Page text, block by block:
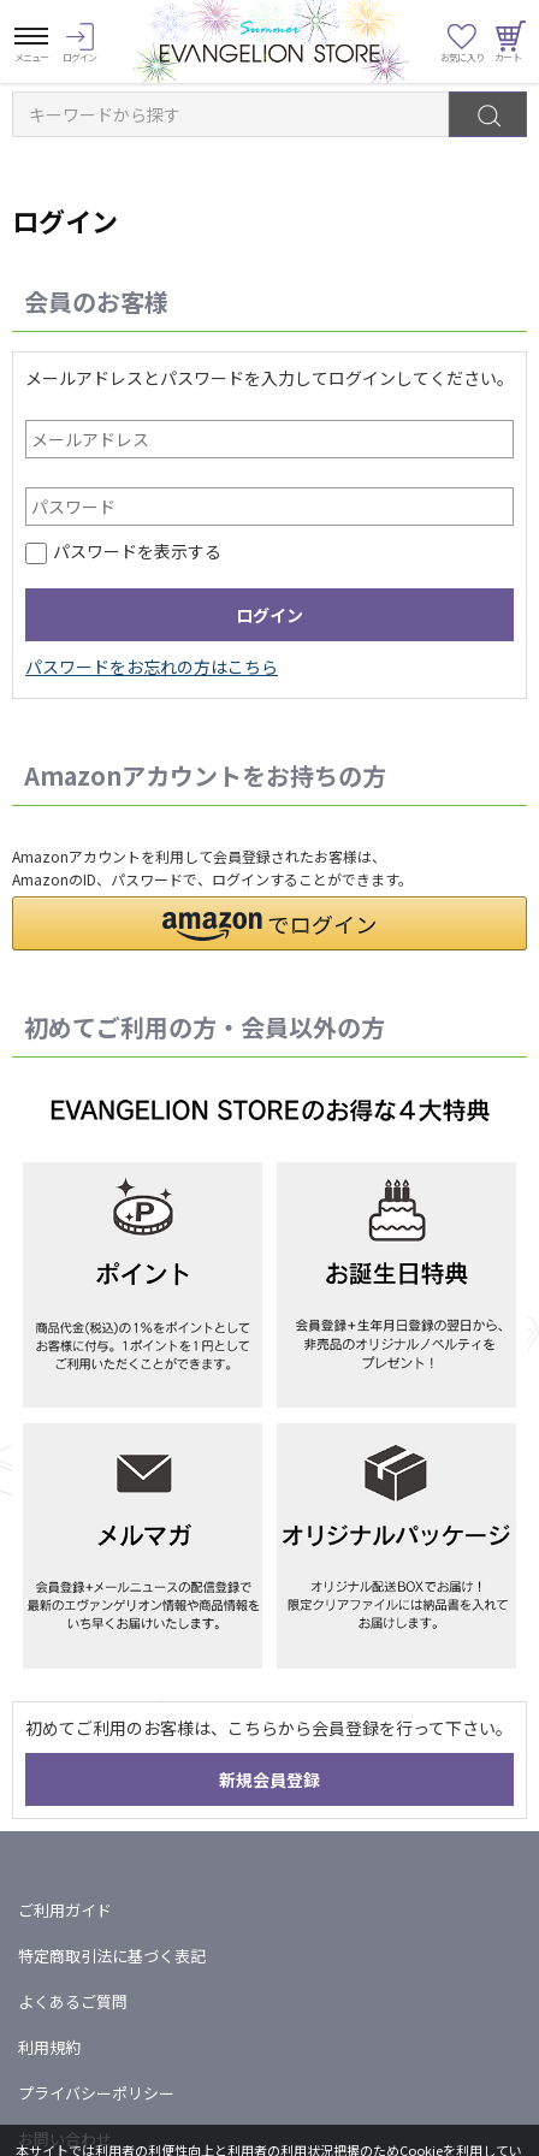
キーワードから探す
ログイン
会員のお客様
メールアドレスとパスワードを入力してログインしてください。
パスワードを表示する
Amazonアカウントをお持ちの方
Amazonアカウントを利用して会員登録されたお客様は、
AmazonのID、パスワードで、ログインすることができます。
初めてご利用の方・会員以外の方
ご利用ガイド
特定商取引法に基づく表記
よくあるご質問
利用規約
プライバシーポリシー
お問い合わせ
本サイトでは利用者の利便性向上と利用者の利用状況把握のためCookieを利用してい